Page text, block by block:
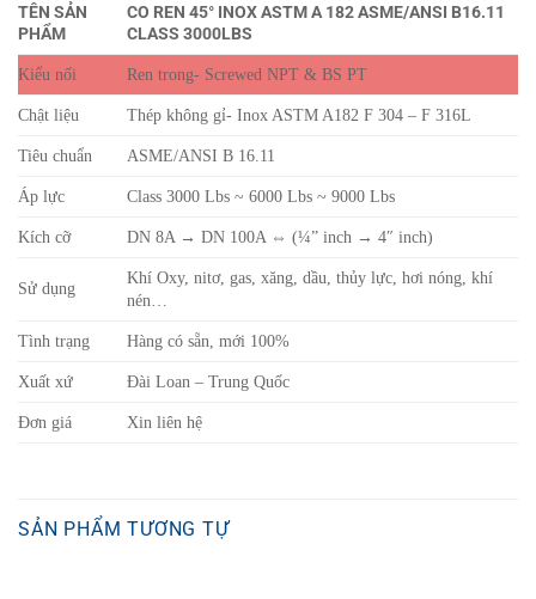
TÊN SẢN
PHẨM
CO REN 45° INOX ASTM A 182 ASME/ANSI B16.11
CLASS 3000LBS
Kiểu nối Ren trong- Screwed NPT & BS PT
Chật liệu Thép không gỉ- Inox ASTM A182 F 304 – F 316L
Tiêu chuẩn ASME/ANSI B 16.11
Áp lực Class 3000 Lbs ~ 6000 Lbs ~ 9000 Lbs
Kích cỡ DN 8A → DN 100A ⇔ (¼” inch → 4″ inch)
Sử dụng
Khí Oxy, nitơ, gas, xăng, dầu, thủy lực, hơi nóng, khí
nén…
Tình trạng Hàng có sẵn, mới 100%
Xuất xứ Đài Loan – Trung Quốc
Đơn giá Xin liên hệ
SẢN PHẨM TƯƠNG TỰ